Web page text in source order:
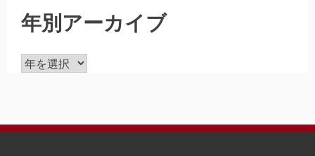
年別アーカイブ
ア
ー
ブ